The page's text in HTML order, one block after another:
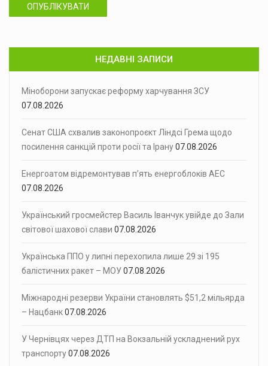
ОПУБЛІКУВАТИ
НЕДАВНІ ЗАПИСИ
Міноборони запускає реформу харчування ЗСУ
07.08.2026
Сенат США схвалив законопроєкт Ліндсі Грема щодо
посилення санкцій проти росії та Ірану07.08.2026
Енергоатом відремонтував п’ять енергоблоків АЕС
07.08.2026
Український гросмейстер Василь Іванчук увійде до Зали
світової шахової слави 07.08.2026
Українська ППО у липні перехопила лише 29 зі 195
балістичних ракет – МОУ07.08.2026
Міжнародні резерви України становлять $51,2 мільярда
– Нацбанк07.08.2026
У Чернівцях через ДТП на Вокзальній ускладнений рух
транспорту07.08.2026